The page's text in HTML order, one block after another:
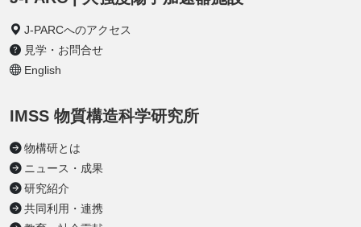
J-PARCへのアクセス
見学・お問合せ
English
IMSS 物質構造科学研究所
物構研とは
ニュース・成果
研究紹介
共同利用・連携